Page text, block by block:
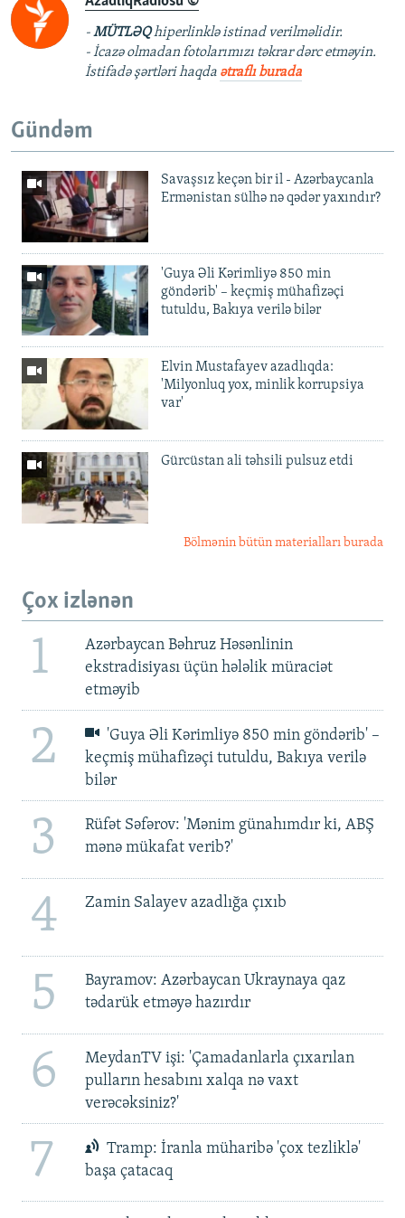
-MÜTLƏQhiperlinklə istinad verilməlidir.
- İcazə olmadan fotolarımızı təkrar dərc etməyin.
İstifadə şərtləri haqda ətraflı burada
Gündəm
Savaşsız keçən bir il - Azərbaycanla
Ermənistan sülhə nə qədər yaxındır?
'Guya Əli Kərimliyə 850 min
göndərib' – keçmiş mühafizəçi
tutuldu, Bakıya verilə bilər
Elvin Mustafayev azadlıqda:
'Milyonluq yox, minlik korrupsiya
var'
Gürcüstan ali təhsili pulsuz etdi
Bölmənin bütün materialları burada
Çox izlənən
1
Azərbaycan Bəhruz Həsənlinin
ekstradisiyası üçün hələlik müraciət
etməyib
2
'Guya Əli Kərimliyə 850 min göndərib' –
keçmiş mühafizəçi tutuldu, Bakıya verilə
bilər
3
Rüfət Səfərov: 'Mənim günahımdır ki, ABŞ
mənə mükafat verib?'
4 Zamin Salayev azadlığa çıxıb
5
Bayramov: Azərbaycan Ukraynaya qaz
tədarük etməyə hazırdır
6
MeydanTV işi: 'Çamadanlarla çıxarılan
pulların hesabını xalqa nə vaxt
verəcəksiniz?'
7
Tramp: İranla müharibə 'çox tezliklə'
başa çatacaq